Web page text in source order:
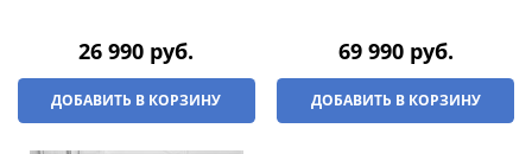
26 990 руб.
ДОБАВИТЬ В КОРЗИНУ
69 990 руб.
ДОБАВИТЬ В КОРЗИНУ